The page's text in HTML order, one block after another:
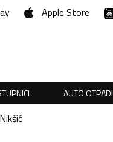
Apple Store
AUTO OTPADI
Nikšić